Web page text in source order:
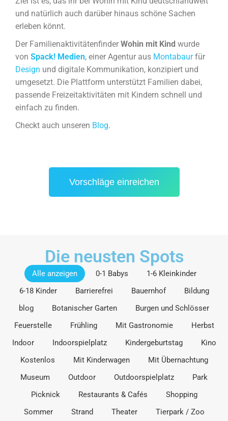
und natürlich auch darüber hinaus schöne Sachen
erleben könnt.
Der Familienaktivitätenfinder Wohin mit Kind wurde
von Spack! Medien, einer Agentur aus Montabaurfür
Design und digitale Kommunikation, konzipiert und
umgesetzt. Die Plattform unterstützt Familien dabei,
passende Freizeitaktivitäten mit Kindern schnell und
einfach zu finden.
Checkt auch unseren Blog.
Vorschläge einreichen
Die neusten Spots
Alle anzeigen 0-1 Babys
1-6 Kleinkinder
6-18 Kinder
Barrierefrei Bauernhof
Bildung
blog
Botanischer Garten
Burgen und Schlösser
Feuerstelle
Frühling Mit Gastronomie
Herbst
Indoor
Indoorspielplatz Kindergeburtstag
Kino
Kostenlos
Mit Kinderwagen
Mit Übernachtung
Museum
Outdoor Outdoorspielplatz
Park
Picknick
Restaurants & Cafés
Shopping
Sommer
Strand Theater
Tierpark / Zoo